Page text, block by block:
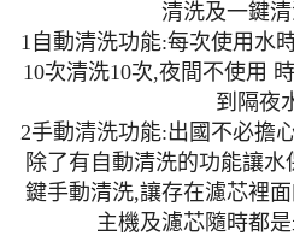
清洗及一鍵清
1自動清洗功能:每次使用水
10次清洗10次,夜間不使用
到隔夜
2手動清洗功能:出國不必擔
除了有自動清洗的功能讓
鍵手動清洗,讓存在濾芯裡
主機及濾芯隨時都